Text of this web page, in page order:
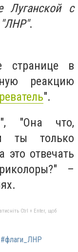
Луганской с
"ЛНР".
странице в
реакцию
".
"Она что,
ты только
это отвечать
–
Ctrl + Enter, щоб
#флаги_ЛНР